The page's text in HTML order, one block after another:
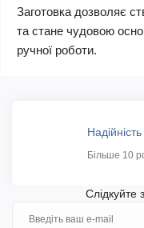
Заготовка дозволяє
та стане чудовою
ручної роботи.
Надійність
Більше 10
Слідкуйте